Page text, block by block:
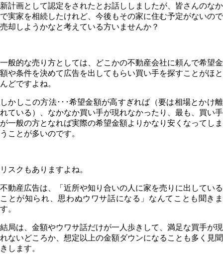
新計画として認定をされたとお話ししましたが、皆さんのなか
で実家を相続したけれど、今後もその家に住む予定がないので
売却しようかなと考えている方いませんか？
一般的な売り方としては、どこかの不動産会社に頼んで希望金
額や条件を決めて広告を出してもらい買い手を探すことがほと
んどですよね。
しかしこの方法･･･希望金額が高すぎれば（要は相場とかけ離
れている）、なかなか買い手が現れなかったり、最も、買い手
が一般の方となれば実際の希望金額よりかなり安くなってしま
うことが多いのです。
リスクもありますよね。
不動産広告は、「近所や知り合いの人に家を売りに出している
ことが知られ、思わぬウワサ話になる」なんてことも聞きま
す。
結局は、金額やウワサ話だけが一人歩きして、満足な買手が現
れないどころか、想定以上の金額ダウンになることも多く見聞
きします。